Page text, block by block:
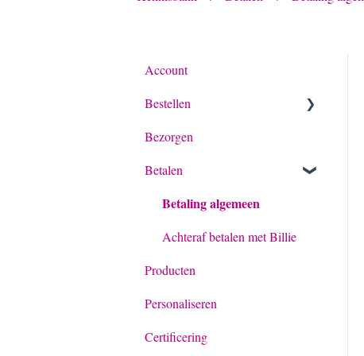
Account
Bestellen
Algemeen
Bestelling
Offerte
Bezorgen
Betalen
Betaling algemeen
Achteraf betalen met Billie
Producten
Personaliseren
Certificering